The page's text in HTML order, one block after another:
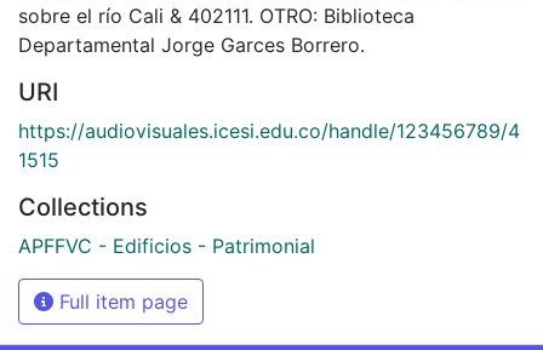
sobre el río Cali & 402111. OTRO: Biblioteca
Departamental Jorge Garces Borrero.
URI
https://audiovisuales.icesi.edu.co/handle/123456789/4
1515
Collections
APFFVC - Edificios - Patrimonial
Full item page